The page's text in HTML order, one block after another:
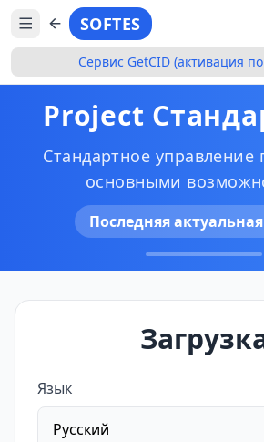
SOFTES
Сервис GetCID (активация
Project
Стандартное управление
основными
Последняя
Язык
Русский